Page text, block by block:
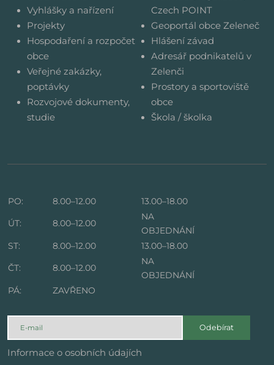
Vyhlášky a nařízení
Projekty
Hospodaření a rozpočet
obce
Veřejné zakázky,
poptávky
Rozvojové dokumenty,
studie
Czech POINT
Geoportál obce Zeleneč
Hlášení závad
Adresář podnikatelů v
Zelenči
Prostory a sportoviště
obce
Škola / školka
PO: 8.00–12.00
13.00–18.00
ÚT:
8.00–12.00
NA
OBJEDNÁNÍ
ST:
8.00–12.00
13.00–18.00
ČT:
8.00–12.00
NA
OBJEDNÁNÍ
PÁ:
ZAVŘENO
Odebírat
Informace o osobních údajích